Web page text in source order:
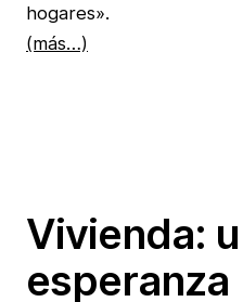
hogares».
(más…)
Vivienda:
esperanza